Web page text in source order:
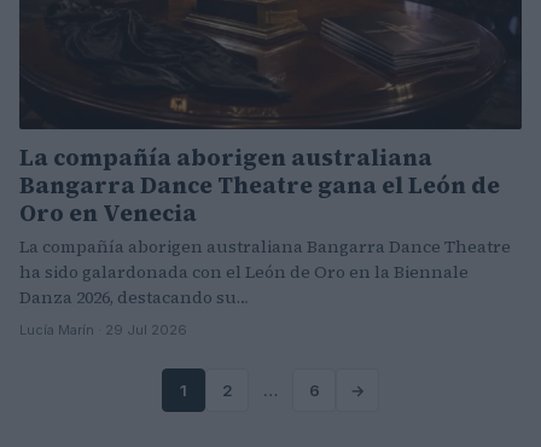
La compañía aborigen australiana
Bangarra Dance Theatre gana el León de
Oro en Venecia
La compañía aborigen australiana Bangarra Dance Theatre
ha sido galardonada con el León de Oro en la Biennale
Danza 2026, destacando su…
Lucía Marín · 29 Jul 2026
1 2 … 6 →